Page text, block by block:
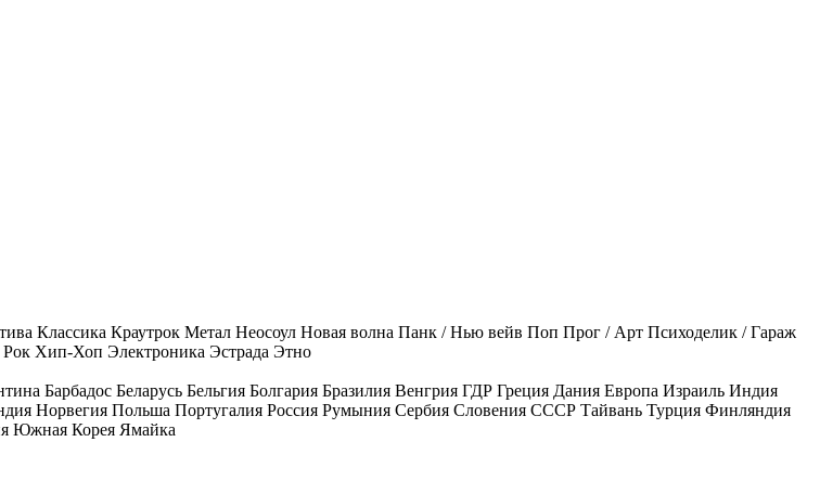
Классика Краутрок Метал Неосоул Новая волна Панк / Нью вейв Поп Прог / Арт Психоделик / Гараж
Хип-Хоп Электроника Эстрада Этно
Барбадос Беларусь Бельгия Болгария Бразилия Венгрия ГДР Греция Дания Европа Израиль Индия
Норвегия Польша Португалия Россия Румыния Сербия Словения СССР Тайвань Турция Финляндия
Южная Корея Ямайка